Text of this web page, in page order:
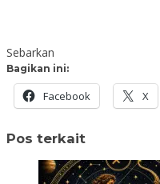
Sebarkan
Bagikan ini:
Facebook X
Pos terkait